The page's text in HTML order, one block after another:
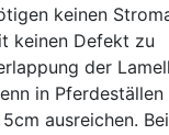
keinen
keinen Defekt zu
der
in
ausreichen.